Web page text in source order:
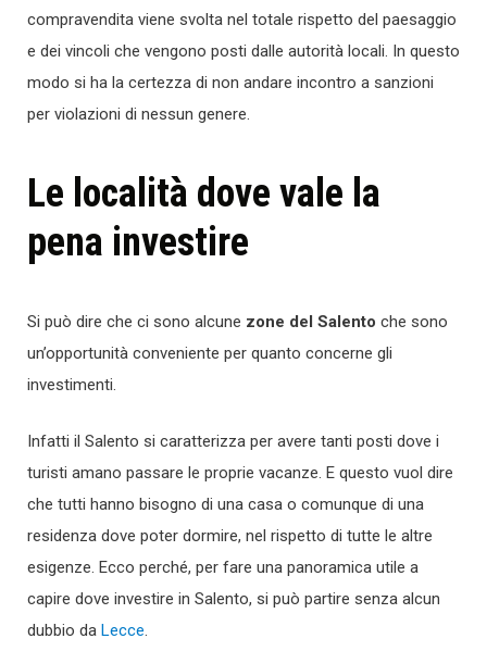
compravendita viene svolta nel totale rispetto del paesaggio
e dei vincoli che vengono posti dalle autorità locali. In questo
modo si ha la certezza di non andare incontro a sanzioni
per violazioni di nessun genere.
Le località dove vale la
pena investire
Si può dire che ci sono alcune zone del Salento che sono
un’opportunità conveniente per quanto concerne gli
investimenti.
Infatti il Salento si caratterizza per avere tanti posti dove i
turisti amano passare le proprie vacanze. E questo vuol dire
che tutti hanno bisogno di una casa o comunque di una
residenza dove poter dormire, nel rispetto di tutte le altre
esigenze. Ecco perché, per fare una panoramica utile a
capire dove investire in Salento, si può partire senza alcun
dubbio da Lecce